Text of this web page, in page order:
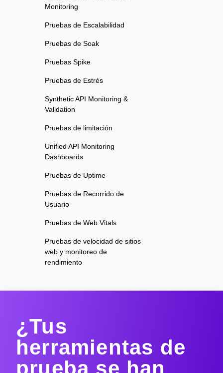
Monitoring
Pruebas de Escalabilidad
Pruebas de Soak
Pruebas Spike
Pruebas de Estrés
Synthetic API Monitoring &
Validation
Pruebas de limitación
Unified API Monitoring
Dashboards
Pruebas de Uptime
Pruebas de Recorrido de
Usuario
Pruebas de Web Vitals
Pruebas de velocidad de sitios
web y monitoreo de
rendimiento
¿Tus
herramientas de